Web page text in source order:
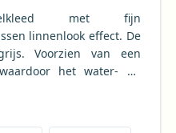
met fijn
linnenlook effect. De
Voorzien van een
het water- en
afneembaar met een
Let op: het kan wat